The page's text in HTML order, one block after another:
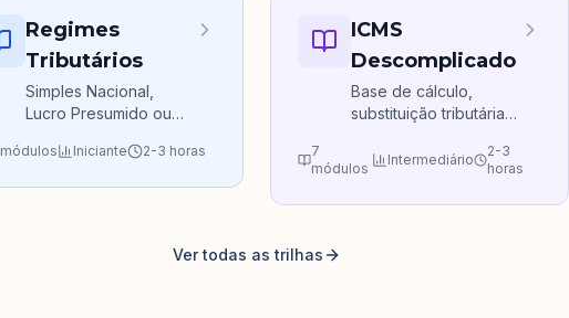
Regimes
Tributários
Simples Nacional,
Lucro Presumido ou
melhor?
módulos Iniciante 2-3 horas
ICMS
Descomplicado
Base de cálculo,
substituição tributária,
acessórias.
7
módulos
Intermediário
2-3
horas
Ver todas as trilhas